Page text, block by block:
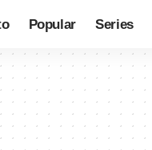
Popular Series